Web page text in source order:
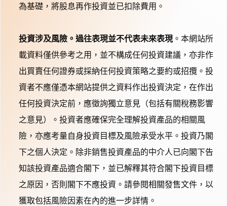
為基礎，將股息再作投資並已扣除費用。
投資涉及風險。過往表現並不代表未來表現。本網站所
載資料僅供參考之用，並不構成任何投資建議，亦非作
出買賣任何證券或採納任何投資策略之要約或招攬。投
資者不應僅憑本網站提供之資料作出投資決定，在作出
任何投資決定前，應徵詢獨立意見（包括有關稅務影響
之意見）。投資者應確保完全理解投資產品的相關風
險，亦應考量自身投資目標及風險承受水平。投資乃閣
下之個人決定。除非銷售投資產品的中介人已向閣下告
知該投資產品適合閣下，並已解釋其符合閣下投資目標
之原因，否則閣下不應投資。請參閱相關發售文件，以
獲取包括風險因素在內的進一步詳情。